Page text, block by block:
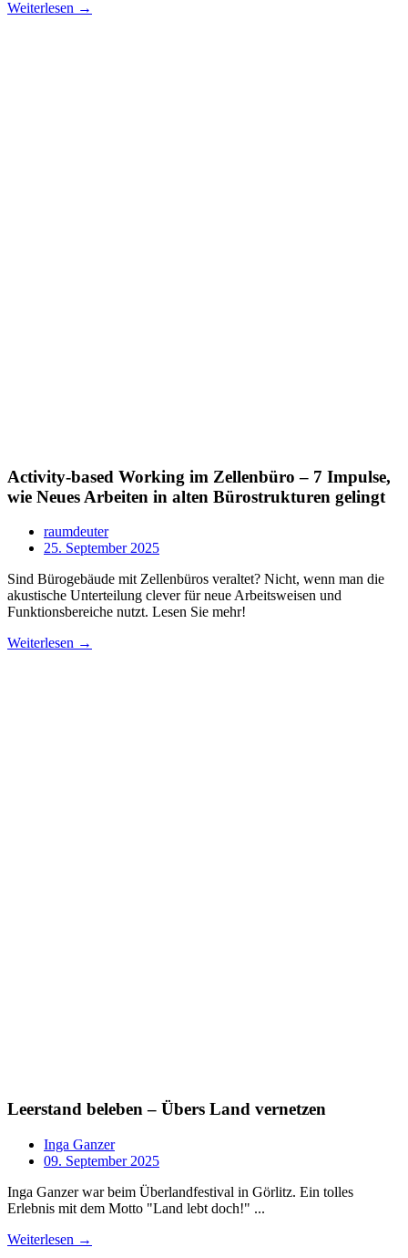
Weiterlesen →
Activity-based Working im Zellenbüro – 7 Impulse,
wie Neues Arbeiten in alten Bürostrukturen gelingt
raumdeuter
25. September 2025
Sind Bürogebäude mit Zellenbüros veraltet? Nicht, wenn man die
akustische Unterteilung clever für neue Arbeitsweisen und
Funktionsbereiche nutzt. Lesen Sie mehr!
Weiterlesen →
Leerstand beleben – Übers Land vernetzen
Inga Ganzer
09. September 2025
Inga Ganzer war beim Überlandfestival in Görlitz. Ein tolles
Erlebnis mit dem Motto "Land lebt doch!" ...
Weiterlesen →